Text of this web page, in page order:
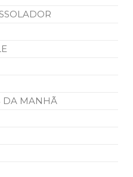
DA MANHÃ